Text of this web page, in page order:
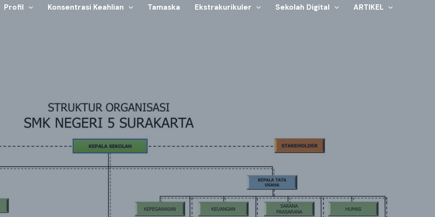
Profil Konsentrasi Keahlian Tamaska Ekstrakurikuler Sekolah Digital ARTIKEL